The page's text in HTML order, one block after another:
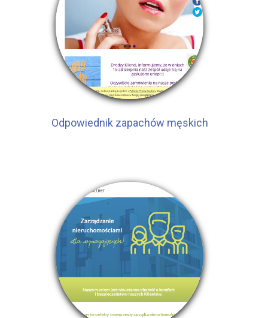
Odpowiednik zapachów męskich